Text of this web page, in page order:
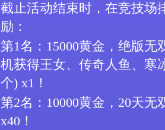
截止活动结束时，在竞技场
励：
第1名： 15000黄金，绝版无
机获得王女、传奇人鱼、寒
个) x1 ！
第2名： 10000黄金， 20天无
x40 ！